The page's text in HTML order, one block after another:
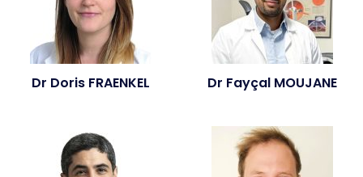
Dr Doris FRAENKEL Dr Fayçal MOUJANE